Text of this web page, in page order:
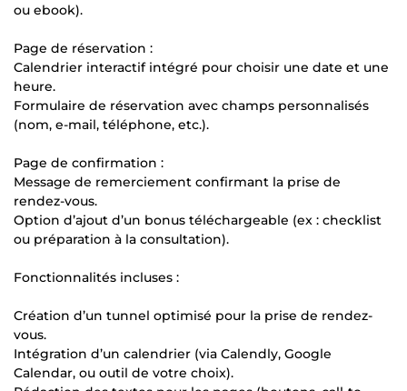
ou ebook).
Page de réservation :
Calendrier interactif intégré pour choisir une date et une
heure.
Formulaire de réservation avec champs personnalisés
(nom, e-mail, téléphone, etc.).
Page de confirmation :
Message de remerciement confirmant la prise de
rendez-vous.
Option d’ajout d’un bonus téléchargeable (ex : checklist
ou préparation à la consultation).
Fonctionnalités incluses :
Création d’un tunnel optimisé pour la prise de rendez-
vous.
Intégration d’un calendrier (via Calendly, Google
Calendar, ou outil de votre choix).